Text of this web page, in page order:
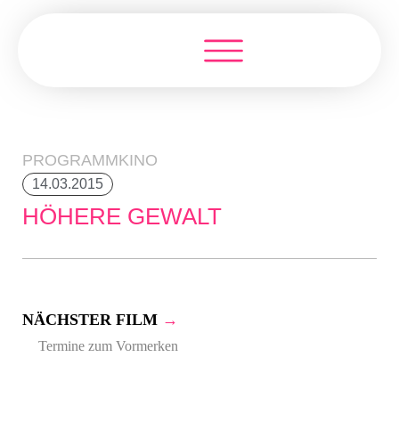
PROGRAMMKINO
14.03.2015
HÖHERE GEWALT
NÄCHSTER FILM →
Termine zum Vormerken